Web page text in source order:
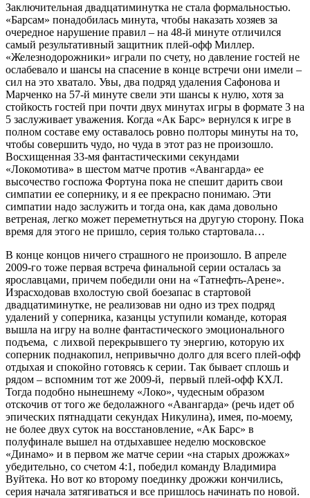
Заключительная двадцатиминутка не стала формальностью.
«Барсам» понадобилась минута, чтобы наказать хозяев за
очередное нарушение правил – на 48-й минуте отличился
самый результативный защитник плей-офф Миллер.
«Железнодорожники» играли по счету, но давление гостей не
ослабевало и шансы на спасение в конце встречи они имели –
сил на это хватало. Увы, два подряд удаления Сафонова и
Марченко на 57-й минуте свели эти шансы к нулю, хотя за
стойкость гостей при почти двух минутах игры в формате 3 на
5 заслуживает уважения. Когда «Ак Барс» вернулся к игре в
полном составе ему оставалось ровно полторы минуты на то,
чтобы совершить чудо, но чуда в этот раз не произошло.
Восхищенная 33-мя фантастическими секундами
«Локомотива» в шестом матче против «Авангарда» ее
высочество госпожа Фортуна пока не спешит дарить свои
симпатии ее сопернику, и я ее прекрасно понимаю. Эти
симпатии надо заслужить и тогда она, как дама довольно
ветреная, легко может переметнуться на другую сторону. Пока
время для этого не пришло, серия только стартовала…
В конце концов ничего страшного не произошло. В апреле
2009-го тоже первая встреча финальной серии осталась за
ярославцами, причем победили они на «Татнефть-Арене».
Израсходовав вхолостую свой боезапас в стартовой
двадцатиминутке, не реализовав ни одно из трех подряд
удалений у соперника, казанцы уступили команде, которая
вышла на игру на волне фантастического эмоционального
подъема, с лихвой перекрывшего ту энергию, которую их
соперник поднакопил, непривычно долго для всего плей-офф
отдыхая и спокойно готовясь к серии. Так бывает сплошь и
рядом – вспомним тот же 2009-й, первый плей-офф КХЛ.
Тогда подобно нынешнему «Локо», чудесным образом
отскочив от того же бедолажного «Авангарда» (речь идет об
эпических пятнадцати секундах Никулина), имея, по-моему,
не более двух суток на восстановление, «Ак Барс» в
полуфинале вышел на отдыхавшее неделю московское
«Динамо» и в первом же матче серии «на старых дрожжах»
убедительно, со счетом 4:1, победил команду Владимира
Вуйтека. Но вот ко второму поединку дрожжи кончились,
серия начала затягиваться и все пришлось начинать по новой.